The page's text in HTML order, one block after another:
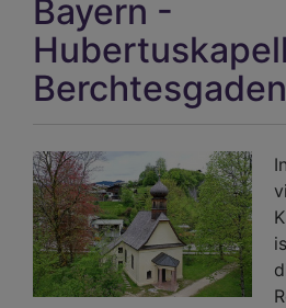
Bayern -